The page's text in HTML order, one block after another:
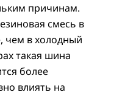
причинам.
смесь в
чем в холодный
такая шина
более
влиять на